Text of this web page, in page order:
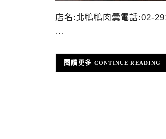
店名:北鴨鴨肉羹電話:02-
…
CONTINUE READING